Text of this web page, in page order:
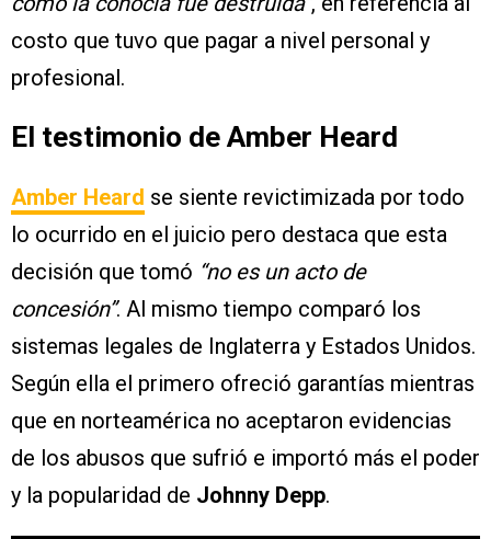
costo que tuvo que pagar a nivel personal y
profesional.
El testimonio de Amber Heard
Amber Heard se siente revictimizada por todo
lo ocurrido en el juicio pero destaca que esta
decisión que tomó “no es un acto de
concesión”. Al mismo tiempo comparó los
sistemas legales de Inglaterra y Estados Unidos.
Según ella el primero ofreció garantías mientras
que en norteamérica no aceptaron evidencias
de los abusos que sufrió e importó más el poder
y la popularidad de Johnny Depp.